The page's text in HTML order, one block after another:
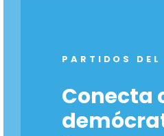
PARTIDOS DEL
Conecta